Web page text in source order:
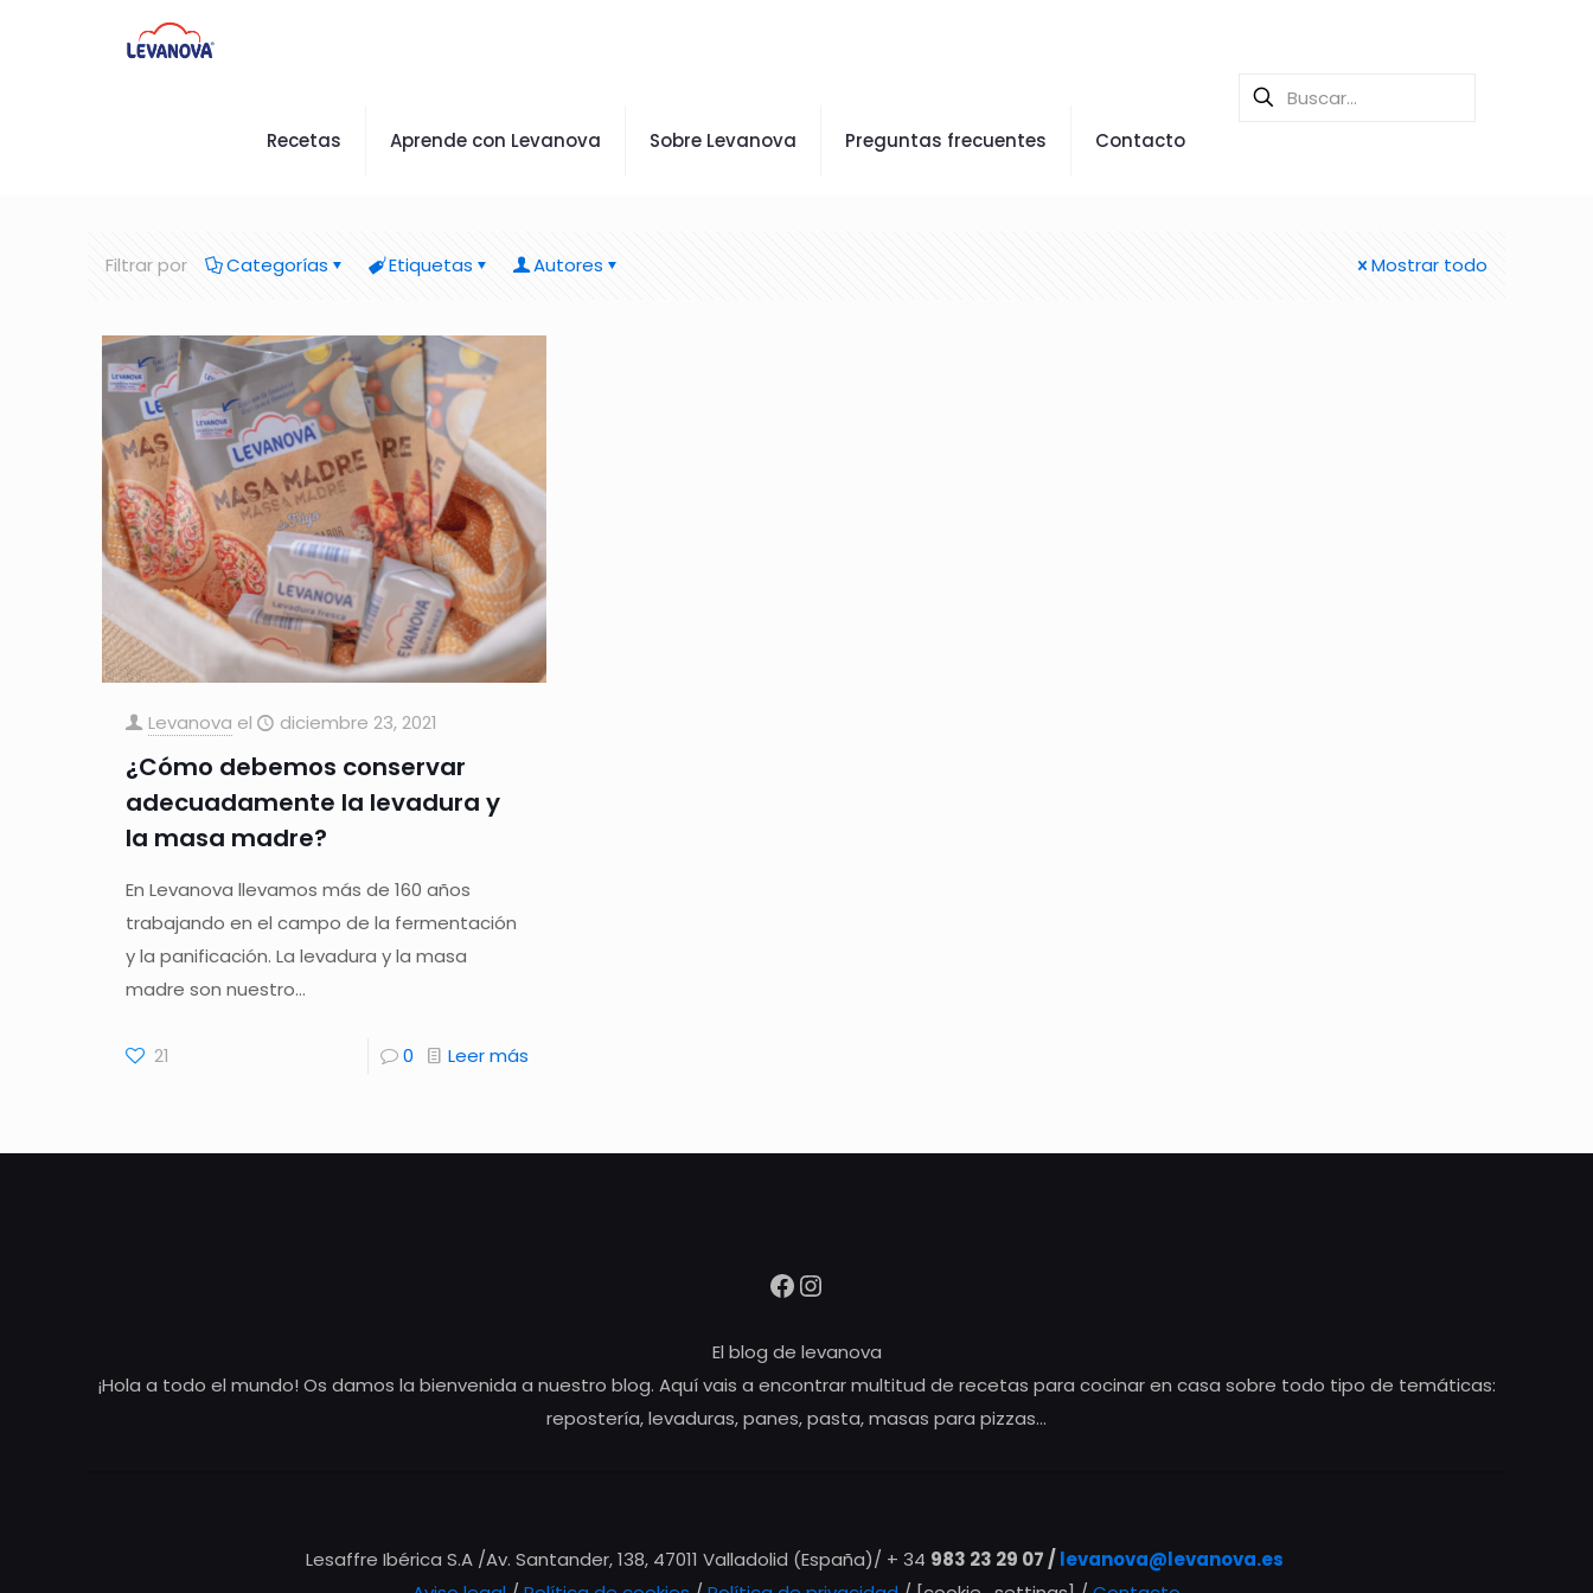
Recetas Aprende con Levanova Sobre Levanova Preguntas frecuentes Contacto
Filtrar por Categorías Etiquetas Autores Mostrar todo
Levanova el diciembre 23, 2021
¿Cómo debemos conservar
adecuadamente la levadura y
la masa madre?
En Levanova llevamos más de 160 años
trabajando en el campo de la fermentación
y la panificación. La levadura y la masa
madre son nuestro…
21 0 Leer más
Facebook
Instagram
El blog de levanova
¡Hola a todo el mundo! Os damos la bienvenida a nuestro blog. Aquí vais a encontrar multitud de recetas para cocinar en casa sobre todo tipo de temáticas:
repostería, levaduras, panes, pasta, masas para pizzas…
Lesaffre Ibérica S.A /Av. Santander, 138, 47011 Valladolid (España)/ + 34 983 23 29 07 /levanova@levanova.es